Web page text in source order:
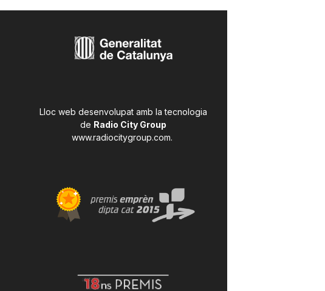
Lloc web desenvolupat amb la tecnologia
de Radio City Group
www.radiocitygroup.com.